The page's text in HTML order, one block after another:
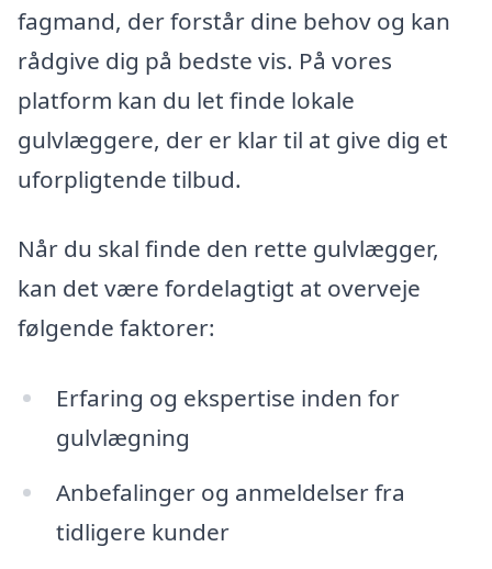
fagmand, der forstår dine behov og kan
rådgive dig på bedste vis. På vores
platform kan du let finde lokale
gulvlæggere, der er klar til at give dig et
uforpligtende tilbud.
Når du skal finde den rette gulvlægger,
kan det være fordelagtigt at overveje
følgende faktorer:
Erfaring og ekspertise inden for
gulvlægning
Anbefalinger og anmeldelser fra
tidligere kunder